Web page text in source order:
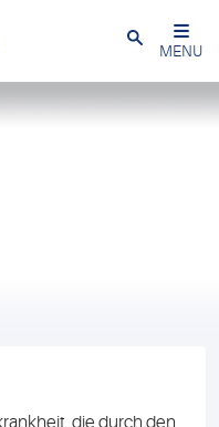
Schließen
MENU
die durch den